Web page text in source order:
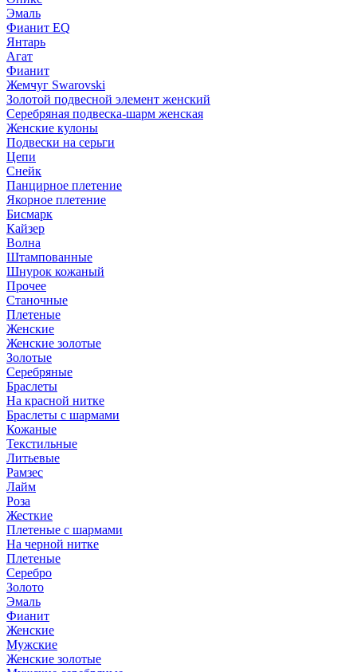
Эмаль
Фианит EQ
Янтарь
Агат
Фианит
Жемчуг Swarovski
Золотой подвесной элемент женcкий
Серебряная подвеска-шарм женская
Женские кулоны
Подвески на серьги
Цепи
Снейк
Панцирное плетение
Якорное плетение
Бисмарк
Кайзер
Волна
Штампованные
Шнурок кожаный
Прочее
Станочные
Плетеные
Женские
Женские золотые
Золотые
Серебряные
Браслеты
На красной нитке
Браслеты с шармами
Кожаные
Текстильные
Литьевые
Рамзес
Лайм
Роза
Жесткие
Плетеные с шармами
На черной нитке
Плетеные
Серебро
Золото
Эмаль
Фианит
Женские
Мужские
Женские золотые